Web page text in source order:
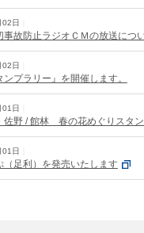
日
事故防止ラジオＣＭの放送につ
日
ンプラリー』を開催します。
日
佐野 / 館林 春の花めぐりスタ
日
（足利）を発売いたします